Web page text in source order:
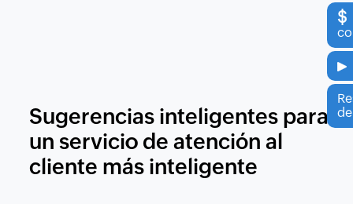
$
Sugerencias inteligentes para
un servicio de atención al
cliente más inteligente